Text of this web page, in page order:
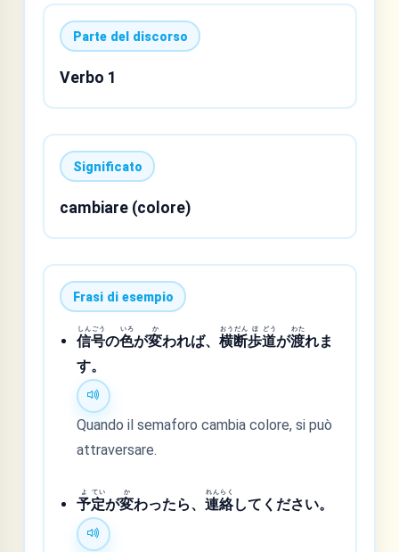
Parte del discorso
Verbo 1
Significato
cambiare (colore)
Frasi di esempio
信
しん
号
ごう
の色
いろ
が変
か
われば、横
おう
断
だん
歩
ほ
道
どう
が渡
わた
れま
す。
Quando il semaforo cambia colore, si può
attraversare.
予
よ
定
てい
が変
か
わったら、連
れん
絡
らく
してください。